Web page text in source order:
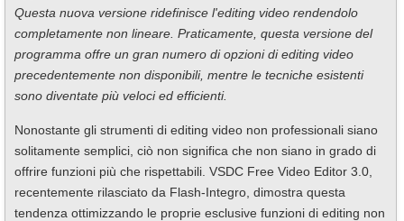
Questa nuova versione ridefinisce l'editing video rendendolo
completamente non lineare. Praticamente, questa versione del
programma offre un gran numero di opzioni di editing video
precedentemente non disponibili, mentre le tecniche esistenti
sono diventate più veloci ed efficienti.
Nonostante gli strumenti di editing video non professionali siano
solitamente semplici, ciò non significa che non siano in grado di
offrire funzioni più che rispettabili. VSDC Free Video Editor 3.0,
recentemente rilasciato da Flash-Integro, dimostra questa
tendenza ottimizzando le proprie esclusive funzioni di editing non